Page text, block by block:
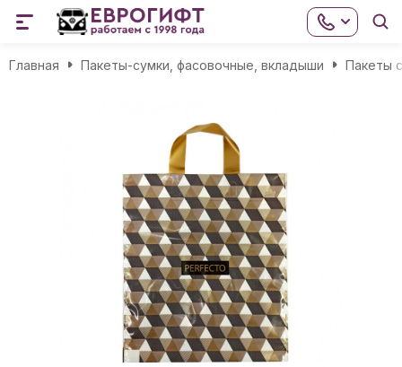
Главная Пакеты-сумки, фасовочные, вкладыши Пакеты